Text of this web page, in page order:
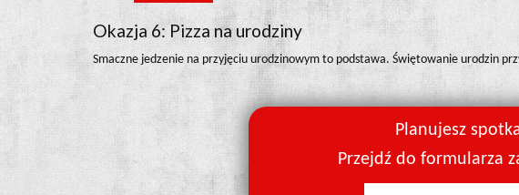
Okazja 6: Pizza na urodziny
Smaczne jedzenie na przyjęciu urodzinowym to podstawa. Świętowanie urodzin
Planujesz
Przejdź do formularza